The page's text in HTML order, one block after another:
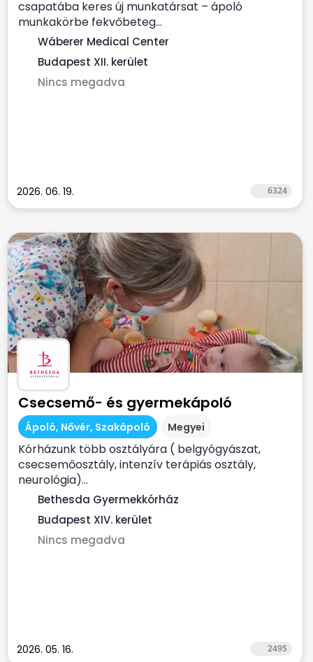
csapatába keres új munkatársat – ápoló
munkakörbe fekvőbeteg...
Wáberer Medical Center
Budapest XII. kerület
Nincs megadva
2026. 06. 19. 6324
Csecsemő- és gyermekápoló
Ápoló, Nővér, Szakápoló Megyei
Kórházunk több osztályára ( belgyógyászat,
csecsemőosztály, intenzív terápiás osztály,
neurológia)...
Bethesda Gyermekkórház
Budapest XIV. kerület
Nincs megadva
2026. 05. 16. 2495